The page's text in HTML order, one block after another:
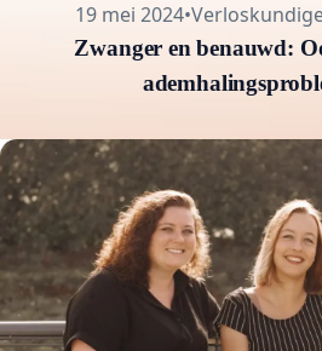
19 mei 2024•
Zwanger en benauwd: